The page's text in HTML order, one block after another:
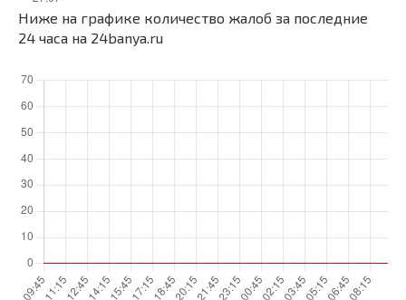
Ниже на графике количество жалоб за последние
24 часа на 24banya.ru